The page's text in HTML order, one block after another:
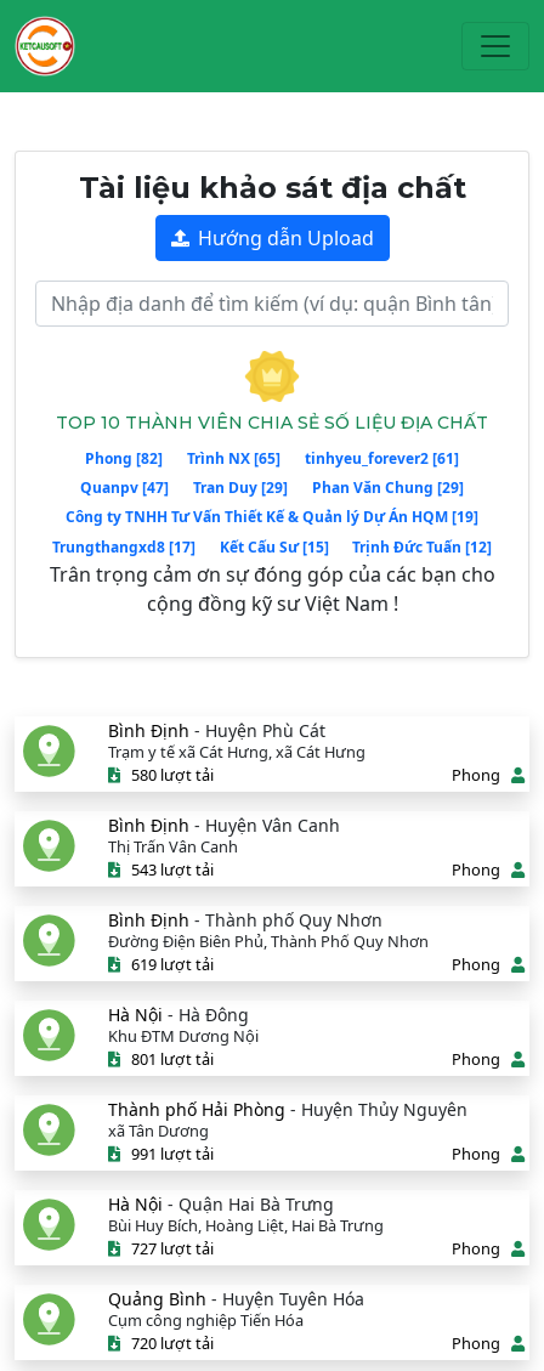
Tài liệu khảo sát địa chất
Hướng dẫn Upload
TOP 10 THÀNH VIÊN CHIA SẺ SỐ LIỆU ĐỊA CHẤT
Phong [82] Trình NX [65]
tinhyeu_forever2 [61]
Quanpv [47]
Tran Duy [29]
Phan Văn Chung [29]
Công ty TNHH Tư Vấn Thiết Kế & Quản lý Dự Án HQM [19]
Trungthangxd8 [17]
Kết Cấu Sư [15] Trịnh Đức Tuấn [12]
Trân trọng cảm ơn sự đóng góp của các bạn cho
cộng đồng kỹ sư Việt Nam !
Bình Định - Huyện Phù Cát
Trạm y tế xã Cát Hưng, xã Cát Hưng
580 lượt tải
Phong
Bình Định - Huyện Vân Canh
Thị Trấn Vân Canh
543 lượt tải
Phong
Bình Định - Thành phố Quy Nhơn
Đường Điện Biên Phủ, Thành Phố Quy Nhơn
619 lượt tải
Phong
Hà Nội - Hà Đông
Khu ĐTM Dương Nội
801 lượt tải
Phong
Thành phố Hải Phòng - Huyện Thủy Nguyên
xã Tân Dương
991 lượt tải
Phong
Hà Nội - Quận Hai Bà Trưng
Bùi Huy Bích, Hoàng Liệt, Hai Bà Trưng
727 lượt tải
Phong
Quảng Bình - Huyện Tuyên Hóa
Cụm công nghiệp Tiến Hóa
720 lượt tải
Phong